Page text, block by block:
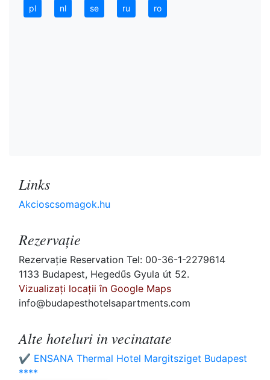
pl nl se ru ro
Links
Akcioscsomagok.hu
Rezervaţie
Rezervaţie Reservation Tel: 00-36-1-2279614
1133 Budapest, Hegedűs Gyula út 52.
Vizualizați locații în Google Maps
info@budapesthotelsapartments.com
Alte hoteluri in vecinatate
✔️ ENSANA Thermal Hotel Margitsziget Budapest
****